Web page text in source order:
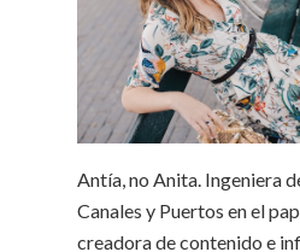
Antía, no Anita. Ingeniera
Canales y Puertos en el
creadora de contenido e